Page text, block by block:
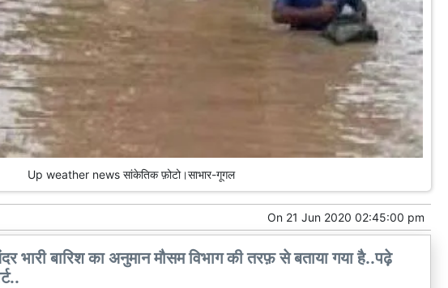
Up weather news सांकेतिक फ़ोटो।साभार-गूगल
On 21 Jun 2020 02:45:00 pm
भारी बारिश का अनुमान मौसम विभाग की तरफ़ से बताया गया है..पढ़े